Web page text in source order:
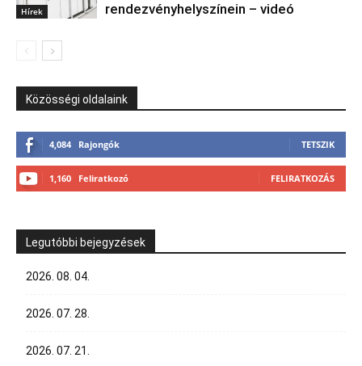
Hírek
rendezvényhelyszínein – videó
Közösségi oldalaink
4,084 Rajongók TETSZIK
1,160 Feliratkozó FELIRATKOZÁS
Legutóbbi bejegyzések
2026. 08. 04.
2026. 07. 28.
2026. 07. 21.